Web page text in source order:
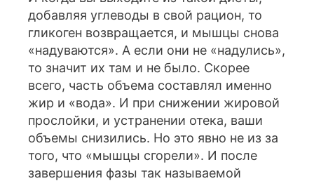
добавляя углеводы в свой рацион, то
гликоген возвращается, и мышцы снова
«надуваются». А если они не «надулись»,
то значит их там и не было. Скорее
всего, часть объема составлял именно
жир и «вода». И при снижении жировой
прослойки, и устранении отека, ваши
объемы снизились. Но это явно не из за
того, что «мышцы сгорели». И после
завершения фазы так называемой